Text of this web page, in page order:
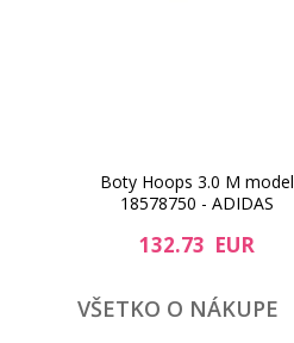
Boty Hoops 3.0 M model
18578750 - ADIDAS
132.73 EUR
VŠETKO O NÁKUPE